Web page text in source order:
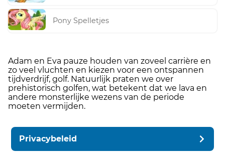
Pony Spelletjes
Adam en Eva pauze houden van zoveel carrière en
zo veel vluchten en kiezen voor een ontspannen
tijdverdrijf, golf. Natuurlijk praten we over
prehistorisch golfen, wat betekent dat we lava en
andere monsterlijke wezens van de periode
moeten vermijden.
Privacybeleid